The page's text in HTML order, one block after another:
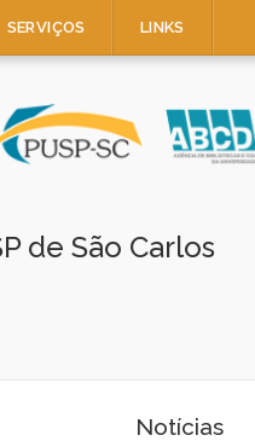
SERVIÇOS LINKS
de São Carlos
Notícias